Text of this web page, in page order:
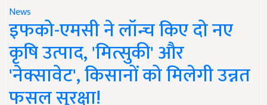
News
इफको-एमसी ने लॉन्च किए दो नए
कृषि उत्पाद, 'मित्सुकी' और
'नेक्सावेट', किसानों को मिलेगी उन्नत
फसल सुरक्षा!